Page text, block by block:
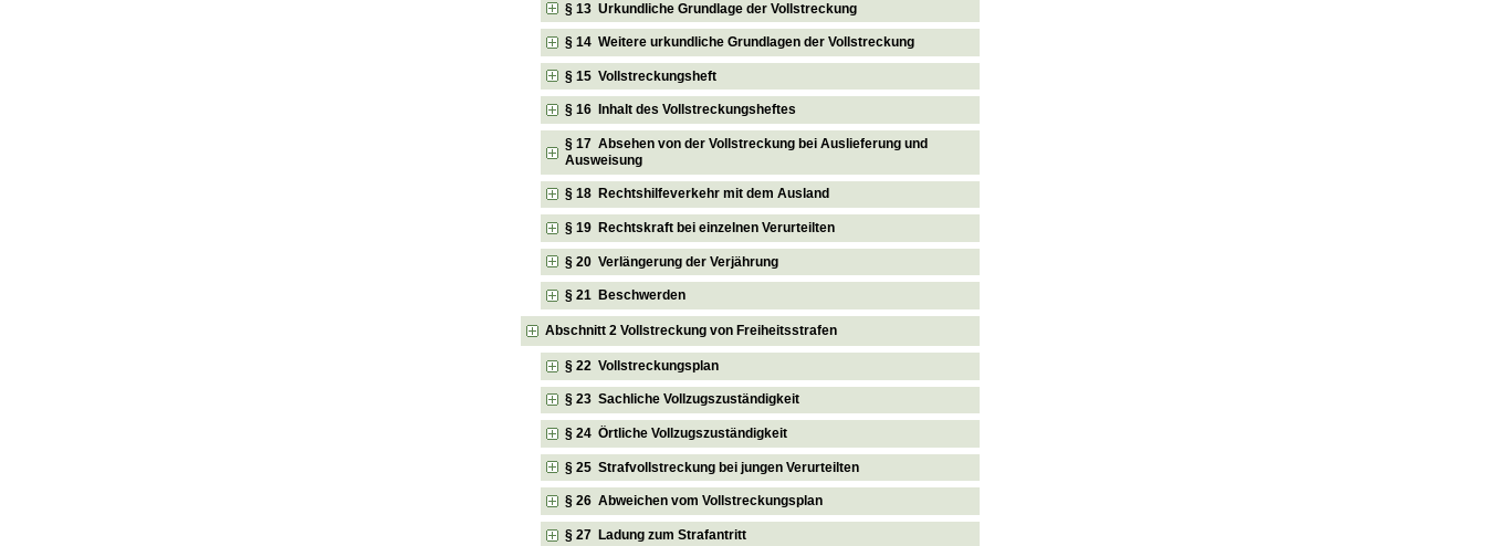
§ 13 Urkundliche Grundlage der Vollstreckung
§ 14 Weitere urkundliche Grundlagen der Vollstreckung
§ 15 Vollstreckungsheft
§ 16 Inhalt des Vollstreckungsheftes
§ 17 Absehen von der Vollstreckung bei Auslieferung und
Ausweisung
§ 18 Rechtshilfeverkehr mit dem Ausland
§ 19 Rechtskraft bei einzelnen Verurteilten
§ 20 Verlängerung der Verjährung
§ 21 Beschwerden
Abschnitt 2 Vollstreckung von Freiheitsstrafen
§ 22 Vollstreckungsplan
§ 23 Sachliche Vollzugszuständigkeit
§ 24 Örtliche Vollzugszuständigkeit
§ 25 Strafvollstreckung bei jungen Verurteilten
§ 26 Abweichen vom Vollstreckungsplan
§ 27 Ladung zum Strafantritt